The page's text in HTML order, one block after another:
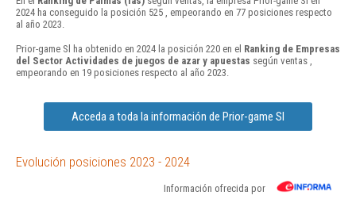
2024 ha conseguido la posición 525 , empeorando en 77 posiciones respecto
al año 2023.
Prior-game Sl ha obtenido en 2024 la posición 220 en el Ranking de Empresas
del Sector Actividades de juegos de azar y apuestas según ventas ,
empeorando en 19 posiciones respecto al año 2023.
Acceda a toda la información de Prior-game Sl
Evolución posiciones 2023 - 2024
Información ofrecida por